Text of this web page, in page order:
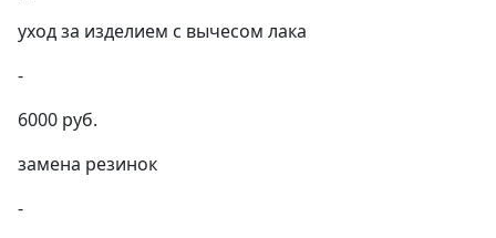
уход за изделием с вычесом лака
-
6000 руб.
замена резинок
-